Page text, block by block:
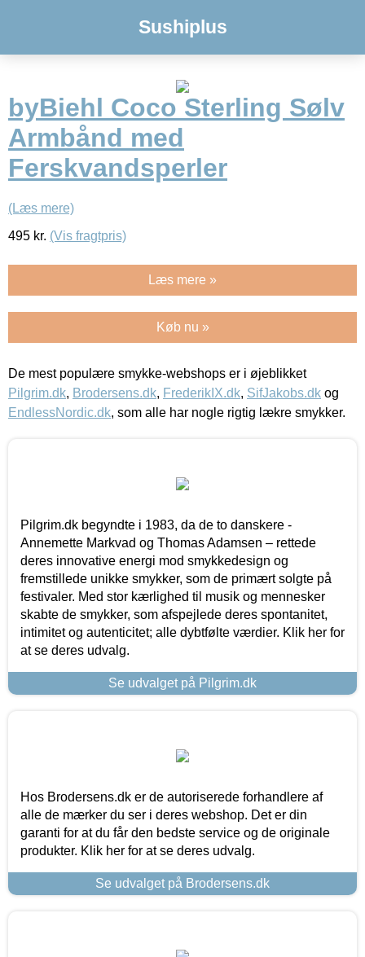
Sushiplus
byBiehl Coco Sterling Sølv
Armbånd med
Ferskvandsperler
(Læs mere)
495 kr. (Vis fragtpris)
Læs mere »
Køb nu »
De mest populære smykke-webshops er i øjeblikket
Pilgrim.dk, Brodersens.dk, FrederikIX.dk, SifJakobs.dk og
EndlessNordic.dk, som alle har nogle rigtig lækre smykker.
Pilgrim.dk begyndte i 1983, da de to danskere -
Annemette Markvad og Thomas Adamsen – rettede
deres innovative energi mod smykkedesign og
fremstillede unikke smykker, som de primært solgte på
festivaler. Med stor kærlighed til musik og mennesker
skabte de smykker, som afspejlede deres spontanitet,
intimitet og autenticitet; alle dybtfølte værdier. Klik her for
at se deres udvalg.
Se udvalget på Pilgrim.dk
Hos Brodersens.dk er de autoriserede forhandlere af
alle de mærker du ser i deres webshop. Det er din
garanti for at du får den bedste service og de originale
produkter. Klik her for at se deres udvalg.
Se udvalget på Brodersens.dk